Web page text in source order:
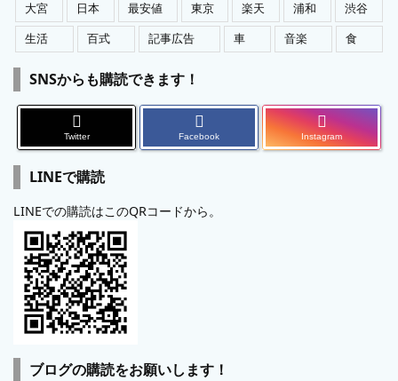
大宮
日本 最安値 東京 楽天 浦和
渋谷
生活
百式 記事広告 車 音楽 食
SNSからも購読できます！
Twitter Facebook Instagram
LINEで購読
LINEでの購読はこのQRコードから。
ブログの購読をお願いします！